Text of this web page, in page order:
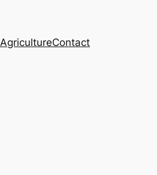
AgricultureContact